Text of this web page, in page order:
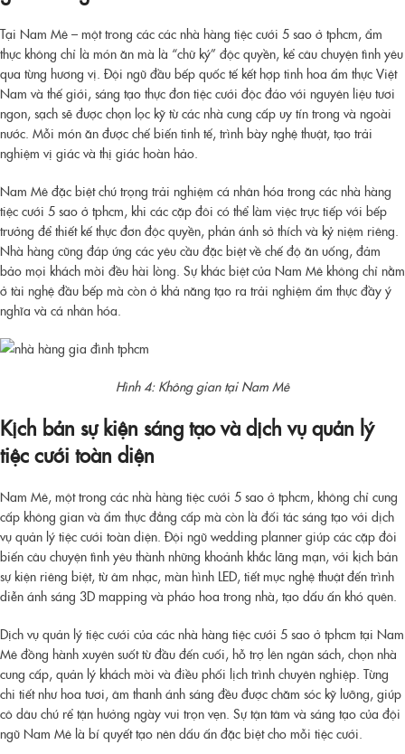
Tại Nam Mê – một trong các các nhà hàng tiệc cưới 5 sao ở tphcm, ẩm
thực không chỉ là món ăn mà là “chữ ký” độc quyền, kể câu chuyện tình yêu
qua từng hương vị. Đội ngũ đầu bếp quốc tế kết hợp tinh hoa ẩm thực Việt
Nam và thế giới, sáng tạo thực đơn tiệc cưới độc đáo với nguyên liệu tươi
ngon, sạch sẽ được chọn lọc kỹ từ các nhà cung cấp uy tín trong và ngoài
nước. Mỗi món ăn được chế biến tinh tế, trình bày nghệ thuật, tạo trải
nghiệm vị giác và thị giác hoàn hảo.
Nam Mê đặc biệt chú trọng trải nghiệm cá nhân hóa trong các nhà hàng
tiệc cưới 5 sao ở tphcm, khi các cặp đôi có thể làm việc trực tiếp với bếp
trưởng để thiết kế thực đơn độc quyền, phản ánh sở thích và kỷ niệm riêng.
Nhà hàng cũng đáp ứng các yêu cầu đặc biệt về chế độ ăn uống, đảm
bảo mọi khách mời đều hài lòng. Sự khác biệt của Nam Mê không chỉ nằm
ở tài nghệ đầu bếp mà còn ở khả năng tạo ra trải nghiệm ẩm thực đầy ý
nghĩa và cá nhân hóa.
Hình 4: Không gian tại Nam Mê
Kịch bản sự kiện sáng tạo và dịch vụ quản lý
tiệc cưới toàn diện
Nam Mê, một trong các nhà hàng tiệc cưới 5 sao ở tphcm, không chỉ cung
cấp không gian và ẩm thực đẳng cấp mà còn là đối tác sáng tạo với dịch
vụ quản lý tiệc cưới toàn diện. Đội ngũ wedding planner giúp các cặp đôi
biến câu chuyện tình yêu thành những khoảnh khắc lãng mạn, với kịch bản
sự kiện riêng biệt, từ âm nhạc, màn hình LED, tiết mục nghệ thuật đến trình
diễn ánh sáng 3D mapping và pháo hoa trong nhà, tạo dấu ấn khó quên.
Dịch vụ quản lý tiệc cưới của các nhà hàng tiệc cưới 5 sao ở tphcm tại Nam
Mê đồng hành xuyên suốt từ đầu đến cuối, hỗ trợ lên ngân sách, chọn nhà
cung cấp, quản lý khách mời và điều phối lịch trình chuyên nghiệp. Từng
chi tiết như hoa tươi, âm thanh ánh sáng đều được chăm sóc kỹ lưỡng, giúp
cô dâu chú rể tận hưởng ngày vui trọn vẹn. Sự tận tâm và sáng tạo của đội
ngũ Nam Mê là bí quyết tạo nên dấu ấn đặc biệt cho mỗi tiệc cưới.